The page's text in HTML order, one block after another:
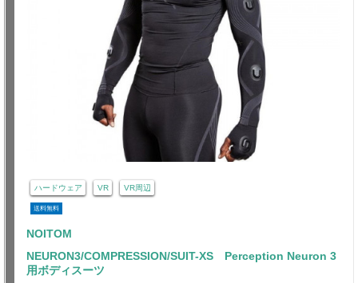
ハードウェア VR VR周辺
送料無料
NOITOM
NEURON3/COMPRESSION/SUIT-XS Perception Neuron 3
用ボディスーツ